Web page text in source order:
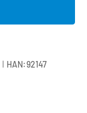
| HAN:92147